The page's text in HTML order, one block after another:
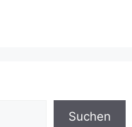
Suchen